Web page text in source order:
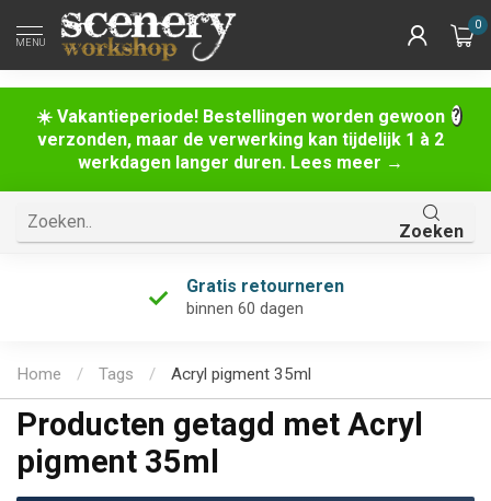
☀️ Vakantieperiode! Bestellingen worden gewoon
verzonden, maar de verwerking kan tijdelijk 1 à 2
werkdagen langer duren. Lees meer →
MENU
0
Zoeken
Gratis retourneren
binnen 60 dagen
Home / Tags / Acryl pigment 35ml
Producten getagd met Acryl
pigment 35ml